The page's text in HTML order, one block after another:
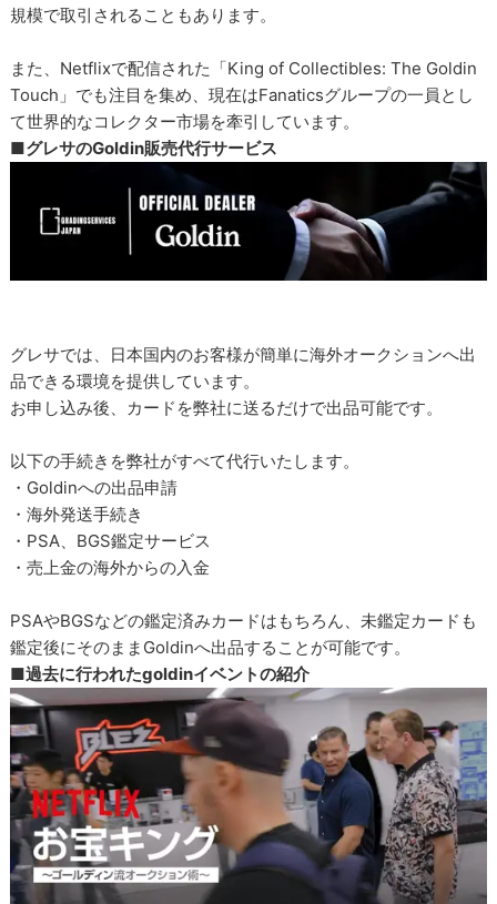
規模で取引されることもあります。
また、Netflixで配信された「King of Collectibles: The Goldin
Touch」でも注目を集め、現在はFanaticsグループの一員とし
て世界的なコレクター市場を牽引しています。
■グレサのGoldin販売代行サービス
グレサでは、日本国内のお客様が簡単に海外オークションへ出
品できる環境を提供しています。
お申し込み後、カードを弊社に送るだけで出品可能です。
以下の手続きを弊社がすべて代行いたします。
・Goldinへの出品申請
・海外発送手続き
・PSA、BGS鑑定サービス
・売上金の海外からの入金
PSAやBGSなどの鑑定済みカードはもちろん、未鑑定カードも
鑑定後にそのままGoldinへ出品することが可能です。
■過去に行われたgoldinイベントの紹介